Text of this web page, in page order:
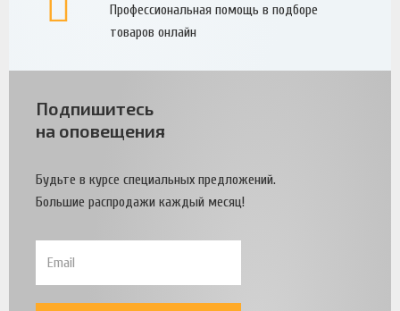
Профессиональная помощь в подборе
товаров онлайн
Подпишитесь
на оповещения
Будьте в курсе специальных предложений.
Большие распродажи каждый месяц!